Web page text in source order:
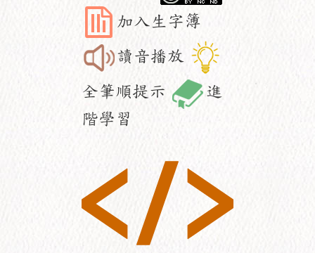
加入生字簿
讀音播放
全筆順提示
進
階學習